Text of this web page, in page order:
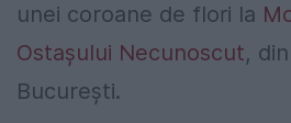
unei coroane de flori la
Ostașului Necunoscut,
București.